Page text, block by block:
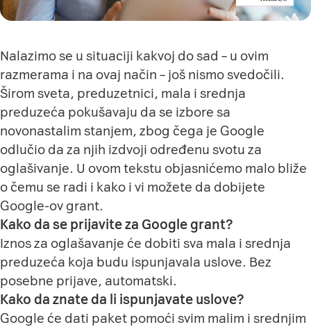
Nalazimo se u situaciji kakvoj do sad – u ovim
razmerama i na ovaj način – još nismo svedočili.
Širom sveta, preduzetnici, mala i srednja
preduzeća pokušavaju da se izbore sa
novonastalim stanjem, zbog čega je Google
odlučio da za njih izdvoji određenu svotu za
oglašivanje. U ovom tekstu objasnićemo malo bliže
o čemu se radi i kako i vi možete da dobijete
Google-ov grant.
Kako da se prijavite za Google grant?
Iznos za oglašavanje će dobiti sva mala i srednja
preduzeća koja budu ispunjavala uslove. Bez
posebne prijave, automatski.
Kako da znate da li ispunjavate uslove?
Google će dati paket pomoći svim malim i srednjim